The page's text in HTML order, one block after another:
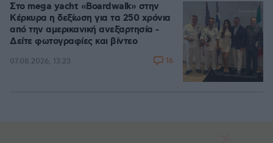
Στο mega yacht «Boardwalk» στην
Κέρκυρα η δεξίωση για τα 250 χρόνια
από την αμερικανική ανεξαρτησία -
Δείτε φωτογραφίες και βίντεο
07.08.2026, 13:23 16